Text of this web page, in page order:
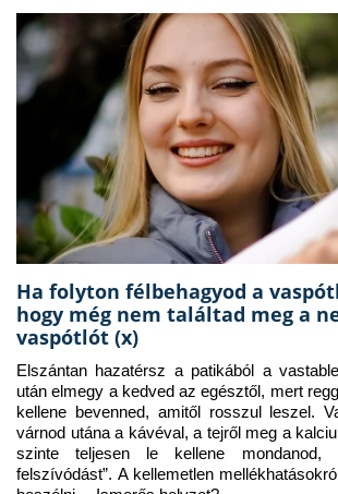
Ha folyton félbehagyod a
hogy még nem találtad meg a
vaspótlót (x)
Elszántan hazatérsz a patikából a
után elmegy a kedved az egésztől, mert
kellene bevenned, amitől rosszul leszel.
várnod utána a kávéval, a tejről meg a
szinte teljesen le kellene mondanod,
felszívódást”. A kellemetlen